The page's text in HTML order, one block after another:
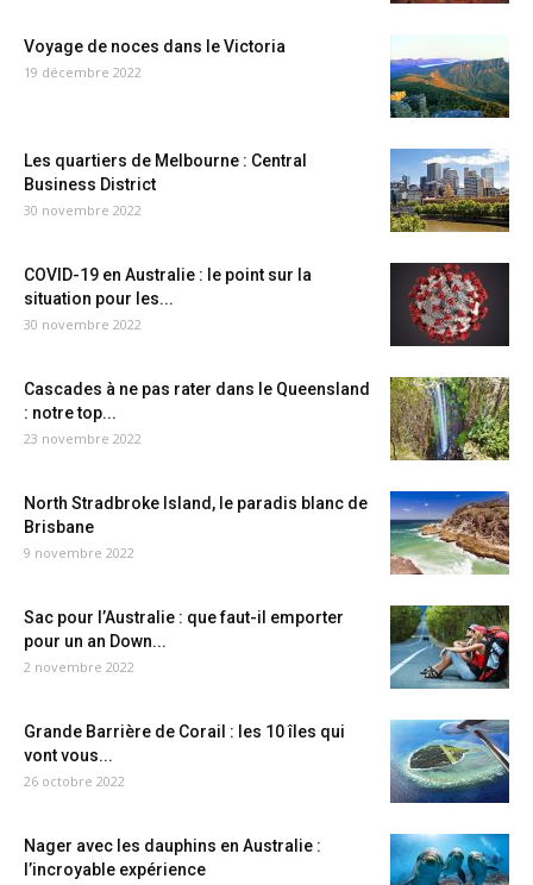
Voyage de noces dans le Victoria
19 décembre 2022
Les quartiers de Melbourne : Central
Business District
30 novembre 2022
COVID-19 en Australie : le point sur la
situation pour les...
30 novembre 2022
Cascades à ne pas rater dans le Queensland
: notre top...
23 novembre 2022
North Stradbroke Island, le paradis blanc de
Brisbane
9 novembre 2022
Sac pour l’Australie : que faut-il emporter
pour un an Down...
2 novembre 2022
Grande Barrière de Corail : les 10 îles qui
vont vous...
26 octobre 2022
Nager avec les dauphins en Australie :
l’incroyable expérience